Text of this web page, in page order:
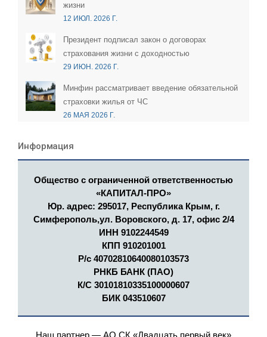
жизни
12 ИЮЛ. 2026 Г.
Президент подписал закон о договорах
страхования жизни с доходностью
29 ИЮН. 2026 Г.
Минфин рассматривает введение обязательной
страховки жилья от ЧС
26 МАЯ 2026 Г.
Информация
Общество с ограниченной ответственностью
«КАПИТАЛ-ПРО»
Юр. адрес: 295017, Республика Крым, г.
Симферополь,ул. Воровского, д. 17, офис 2/4
ИНН 9102244549
КПП 910201001
Р/с 40702810640080103573
РНКБ БАНК (ПАО)
К/С 30101810335100000607
БИК 043510607